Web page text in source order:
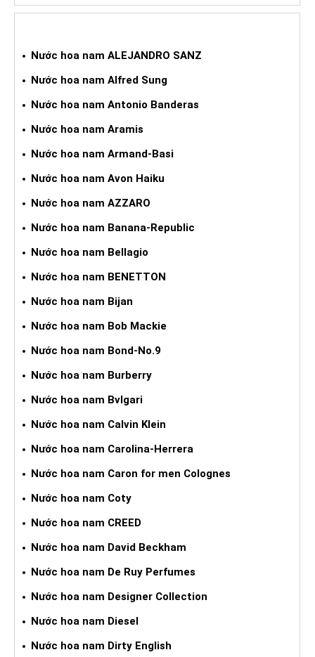
Nước hoa nam ALEJANDRO SANZ
Nước hoa nam Alfred Sung
Nước hoa nam Antonio Banderas
Nước hoa nam Aramis
Nước hoa nam Armand-Basi
Nước hoa nam Avon Haiku
Nước hoa nam AZZARO
Nước hoa nam Banana-Republic
Nước hoa nam Bellagio
Nước hoa nam BENETTON
Nước hoa nam Bijan
Nước hoa nam Bob Mackie
Nước hoa nam Bond-No.9
Nước hoa nam Burberry
Nước hoa nam Bvlgari
Nước hoa nam Calvin Klein
Nước hoa nam Carolina-Herrera
Nước hoa nam Caron for men Colognes
Nước hoa nam Coty
Nước hoa nam CREED
Nước hoa nam David Beckham
Nước hoa nam De Ruy Perfumes
Nước hoa nam Designer Collection
Nước hoa nam Diesel
Nước hoa nam Dirty English